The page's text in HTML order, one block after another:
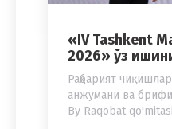
«IV Tashkent
2026» ўз
Раҳбарият
анжумани ва
By Raqobat qo'mitasi